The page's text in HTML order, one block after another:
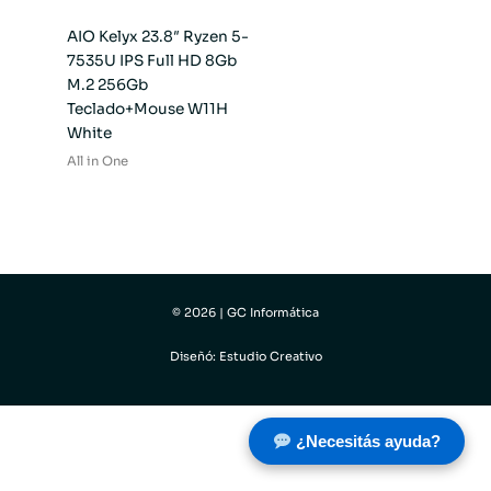
AIO Kelyx 23.8″ Ryzen 5-
7535U IPS Full HD 8Gb
M.2 256Gb
Teclado+Mouse W11H
White
All in One
© 2026 | GC Informática
Diseñó: Estudio Creativo
¿Necesitás ayuda?